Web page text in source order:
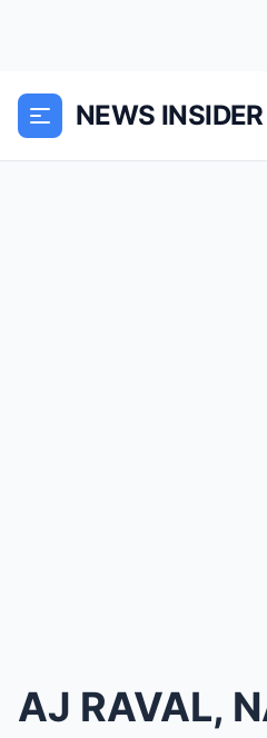
NEWS INSIDER